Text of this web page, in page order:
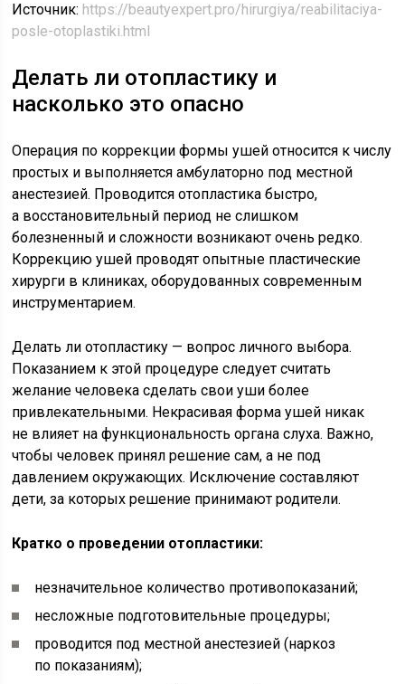
Источник: https://beautyexpert.pro/hirurgiya/reabilitaciya-
posle-otoplastiki.html
Делать ли отопластику и
насколько это опасно
Операция по коррекции формы ушей относится к числу
простых и выполняется амбулаторно под местной
анестезией. Проводится отопластика быстро,
а восстановительный период не слишком
болезненный и сложности возникают очень редко.
Коррекцию ушей проводят опытные пластические
хирурги в клиниках, оборудованных современным
инструментарием.
Делать ли отопластику — вопрос личного выбора.
Показанием к этой процедуре следует считать
желание человека сделать свои уши более
привлекательными. Некрасивая форма ушей никак
не влияет на функциональность органа слуха. Важно,
чтобы человек принял решение сам, а не под
давлением окружающих. Исключение составляют
дети, за которых решение принимают родители.
Кратко о проведении отопластики:
незначительное количество противопоказаний;
несложные подготовительные процедуры;
проводится под местной анестезией (наркоз
по показаниям);